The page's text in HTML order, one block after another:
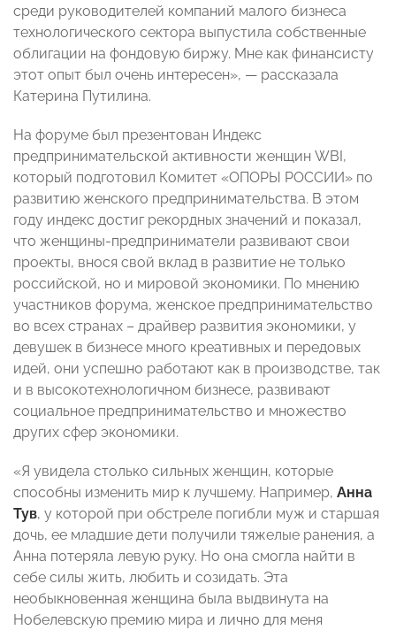
среди руководителей компаний малого бизнеса
технологического сектора выпустила собственные
облигации на фондовую биржу. Мне как финансисту
этот опыт был очень интересен», — рассказала
Катерина Путилина.
На форуме был презентован Индекс
предпринимательской активности женщин WBI,
который подготовил Комитет «ОПОРЫ РОССИИ» по
развитию женского предпринимательства. В этом
году индекс достиг рекордных значений и показал,
что женщины-предприниматели развивают свои
проекты, внося свой вклад в развитие не только
российской, но и мировой экономики. По мнению
участников форума, женское предпринимательство
во всех странах – драйвер развития экономики, у
девушек в бизнесе много креативных и передовых
идей, они успешно работают как в производстве, так
и в высокотехнологичном бизнесе, развивают
социальное предпринимательство и множество
других сфер экономики.
«Я увидела столько сильных женщин, которые
способны изменить мир к лучшему. Например, Анна
Тув, у которой при обстреле погибли муж и старшая
дочь, ее младшие дети получили тяжелые ранения, а
Анна потеряла левую руку. Но она смогла найти в
себе силы жить, любить и созидать. Эта
необыкновенная женщина была выдвинута на
Нобелевскую премию мира и лично для меня